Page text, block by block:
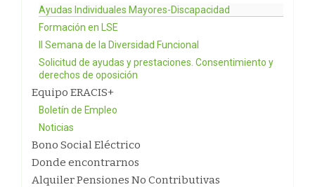
Ayudas Individuales Mayores-Discapacidad
Formación en LSE
II Semana de la Diversidad Funcional
Solicitud de ayudas y prestaciones. Consentimiento y
derechos de oposición
Equipo ERACIS+
Boletín de Empleo
Noticias
Bono Social Eléctrico
Donde encontrarnos
Alquiler Pensiones No Contributivas